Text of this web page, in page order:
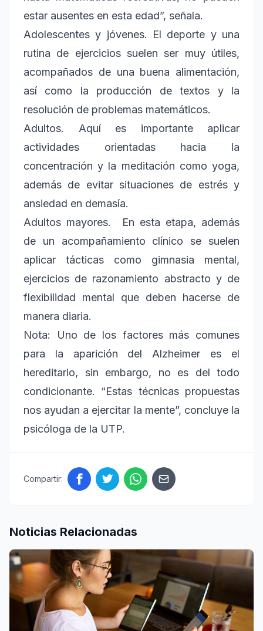
estar ausentes en esta edad”, señala.
Adolescentes y jóvenes. El deporte y una
rutina de ejercicios suelen ser muy útiles,
acompañados de una buena alimentación,
así como la producción de textos y la
resolución de problemas matemáticos.
Adultos. Aquí es importante aplicar
actividades orientadas hacia la
concentración y la meditación como yoga,
además de evitar situaciones de estrés y
ansiedad en demasía.
Adultos mayores. En esta etapa, además
de un acompañamiento clínico se suelen
aplicar tácticas como gimnasia mental,
ejercicios de razonamiento abstracto y de
flexibilidad mental que deben hacerse de
manera diaria.
Nota: Uno de los factores más comunes
para la aparición del Alzheimer es el
hereditario, sin embargo, no es del todo
condicionante. “Estas técnicas propuestas
nos ayudan a ejercitar la mente”, concluye la
psicóloga de la UTP.
Compartir:
Noticias Relacionadas